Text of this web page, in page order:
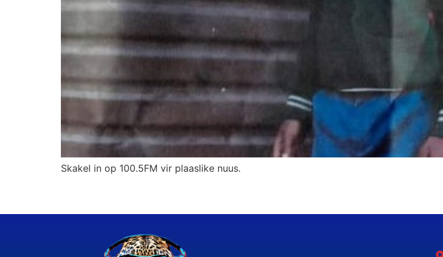
Skakel in op 100.5FM vir plaaslike nuus.